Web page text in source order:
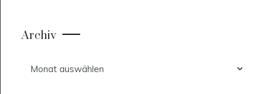
Archiv